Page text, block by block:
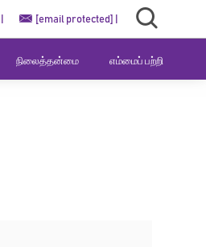
[email protected]
நிலைத்தன்மை எம்மைப் பற்றி